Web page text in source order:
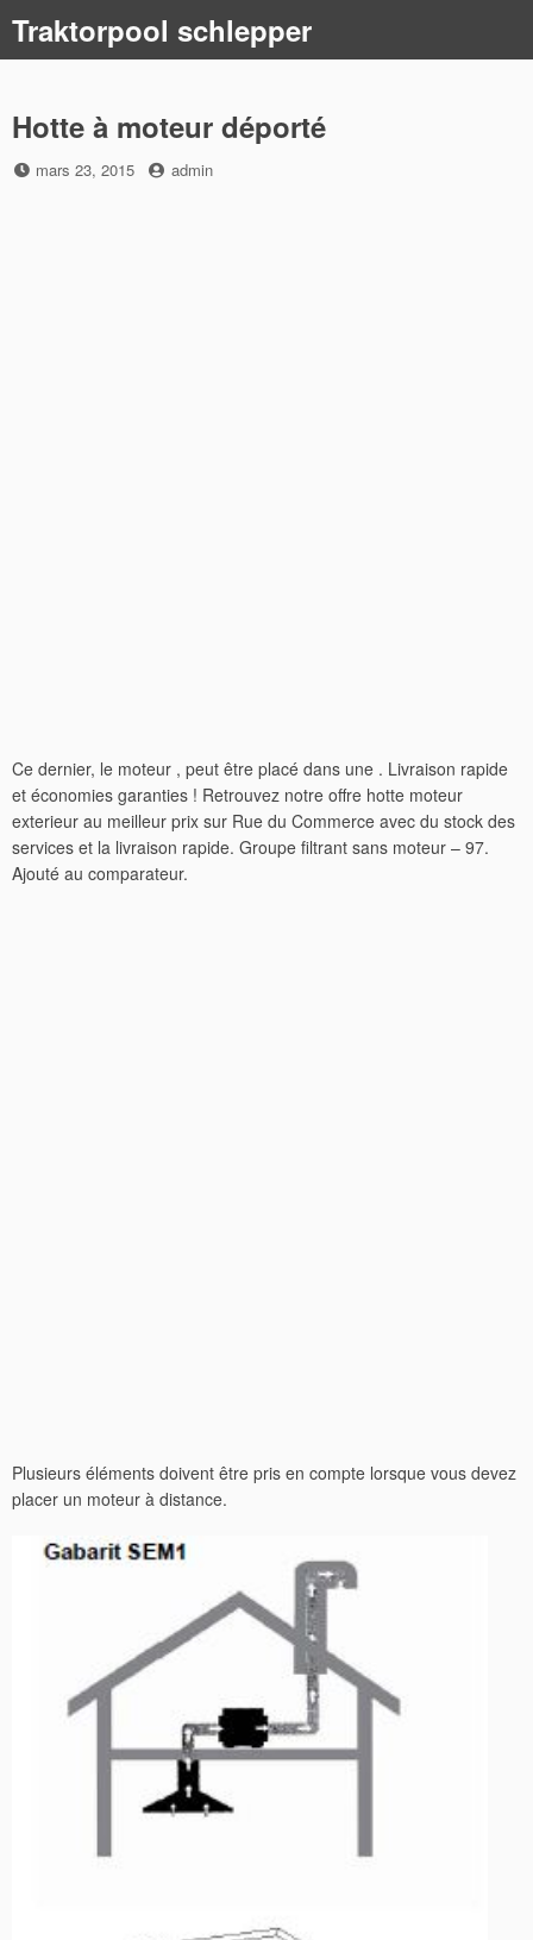
content
Traktorpool schlepper
Hotte à moteur déporté
Posted
mars 23, 2015 by
admin
Ce dernier, le moteur , peut être placé dans une . Livraison rapide
et économies garanties ! Retrouvez notre offre hotte moteur
exterieur au meilleur prix sur Rue du Commerce avec du stock des
services et la livraison rapide. Groupe filtrant sans moteur – 97.
Ajouté au comparateur.
Plusieurs éléments doivent être pris en compte lorsque vous devez
placer un moteur à distance.